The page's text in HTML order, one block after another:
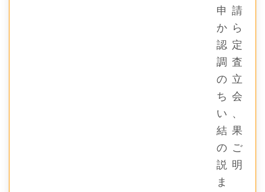
申請
から
認定
調査
の立
ち会
い、
結果
のご
説明
ま